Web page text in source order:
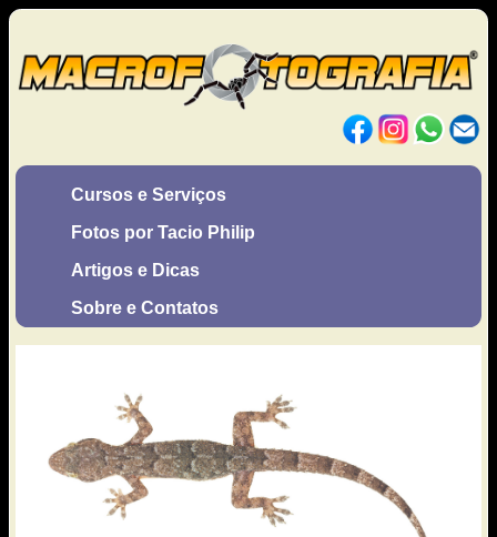
Cursos e Serviços
Fotos por Tacio Philip
Artigos e Dicas
Sobre e Contatos